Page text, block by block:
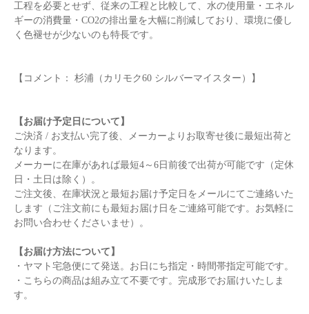
工程を必要とせず、従来の工程と比較して、水の使用量・エネル
ギーの消費量・CO2の排出量を大幅に削減しており、環境に優し
く色褪せが少ないのも特長です。
【コメント： 杉浦（カリモク60 シルバーマイスター）】
【お届け予定日について】
ご決済 / お支払い完了後、メーカーよりお取寄せ後に最短出荷と
なります。
メーカーに在庫があれば最短4～6日前後で出荷が可能です（定休
日・土日は除く）。
ご注文後、在庫状況と最短お届け予定日をメールにてご連絡いた
します（ご注文前にも最短お届け日をご連絡可能です。お気軽に
お問い合わせくださいませ）。
【お届け方法について】
・ヤマト宅急便にて発送。お日にち指定・時間帯指定可能です。
・こちらの商品は組み立て不要です。完成形でお届けいたしま
す。